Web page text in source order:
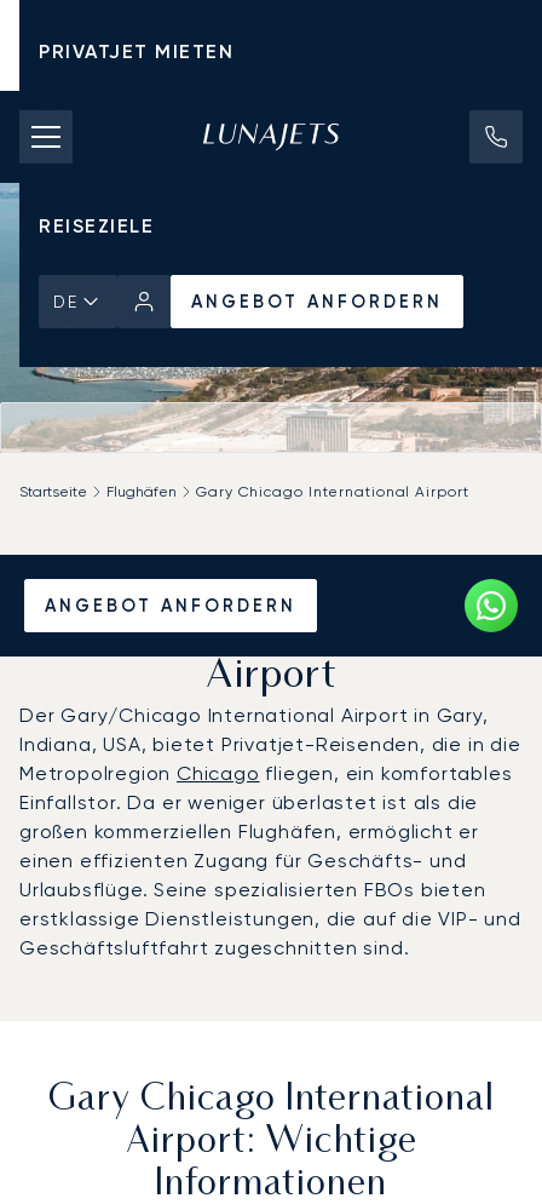
PRIVATJET MIETEN
CHARTERPREISE
PRIVATJETS
REISEZIELE
DE ANGEBOT ANFORDERN
ANGEBOT ANFORDERN
Startseite Flughäfen Gary Chicago International Airport
Privatjet chartern zum
Gary Chicago International
Airport
Der Gary/Chicago International Airport in Gary,
Indiana, USA, bietet Privatjet-Reisenden, die in die
MetropolregionChicago fliegen, ein komfortables
Einfallstor. Da er weniger überlastet ist als die
großen kommerziellen Flughäfen, ermöglicht er
einen effizienten Zugang für Geschäfts- und
Urlaubsflüge. Seine spezialisierten FBOs bieten
erstklassige Dienstleistungen, die auf die VIP- und
Geschäftsluftfahrt zugeschnitten sind.
Gary Chicago International
Airport: Wichtige
Informationen